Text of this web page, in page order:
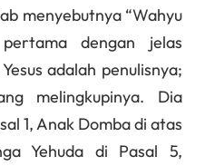
menyebutnya “Wahyu
dengan jelas
adalah penulisnya;
melingkupinya. Dia
1, Anak Domba di atas
Yehuda di Pasal 5,